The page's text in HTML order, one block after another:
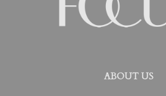
ABOUT US